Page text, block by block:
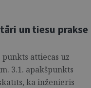
un tiesu prakse
attiecas uz
3.1. apakšpunkts
ka inženieris